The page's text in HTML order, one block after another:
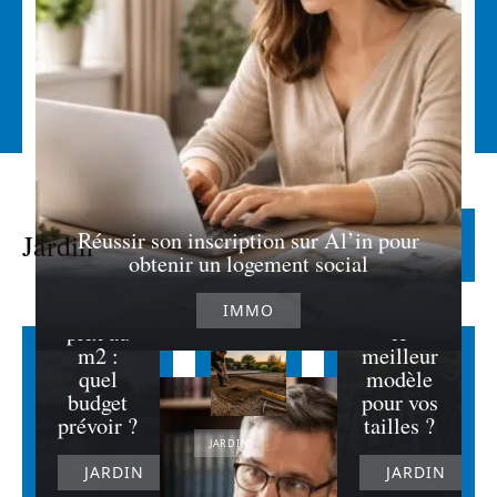
Réussir son inscription sur Al’in pour
obtenir un logement social
IMMO
Jardin Lire la suite
Compar
atif des
terrasses
prix au
m2 :
quel
budget
prévoir ?
JARDIN
JARDIN
Découvrez
Escabea
u de
le
meilleur
modèle
pour vos
tailles ?
JARDIN